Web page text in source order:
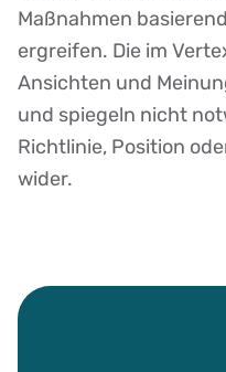
Maßnahmen
ergreifen. Die im
Ansichten und
und spiegeln nicht
Richtlinie, Position
wider.